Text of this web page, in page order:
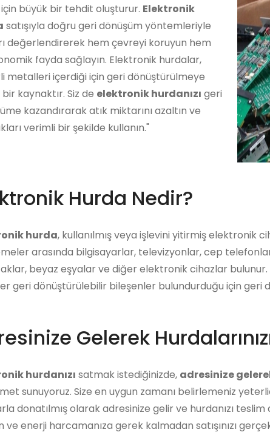
büyük bir tehdit oluşturur. Elektronik
satışıyla doğru geri dönüşüm yöntemleriyle
değerlendirerek hem çevreyi koruyun hem
fayda sağlayın. Elektronik hurdalar,
metalleri içerdiği için geri dönüştürülmeye
kaynaktır. Siz de elektronik hurdanızı geri
kazandırarak atık miktarını azaltın ve
verimli bir şekilde kullanın."
Hurda Nedir?
hurda, kullanılmış veya işlevini yitirmiş elektronik
arasında bilgisayarlar, televizyonlar, cep
beyaz eşyalar ve diğer elektronik cihazlar bulunur.
geri dönüştürülebilir bileşenler bulundurduğu için geri
Gelerek
hurdanızı satmak istediğinizde, adresinize
sunuyoruz. Size en uygun zamanı belirlemeniz
donatılmış olarak adresinize gelir ve hurdanızı teslim
ve enerji harcamanıza gerek kalmadan satışınızı